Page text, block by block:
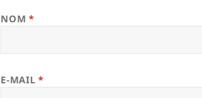
NOM *
E-MAIL *